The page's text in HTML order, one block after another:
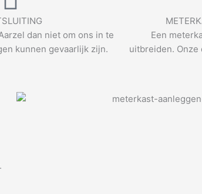
dan niet om ons in te
kunnen gevaarlijk zijn.
Een
uitbreiden. Onze